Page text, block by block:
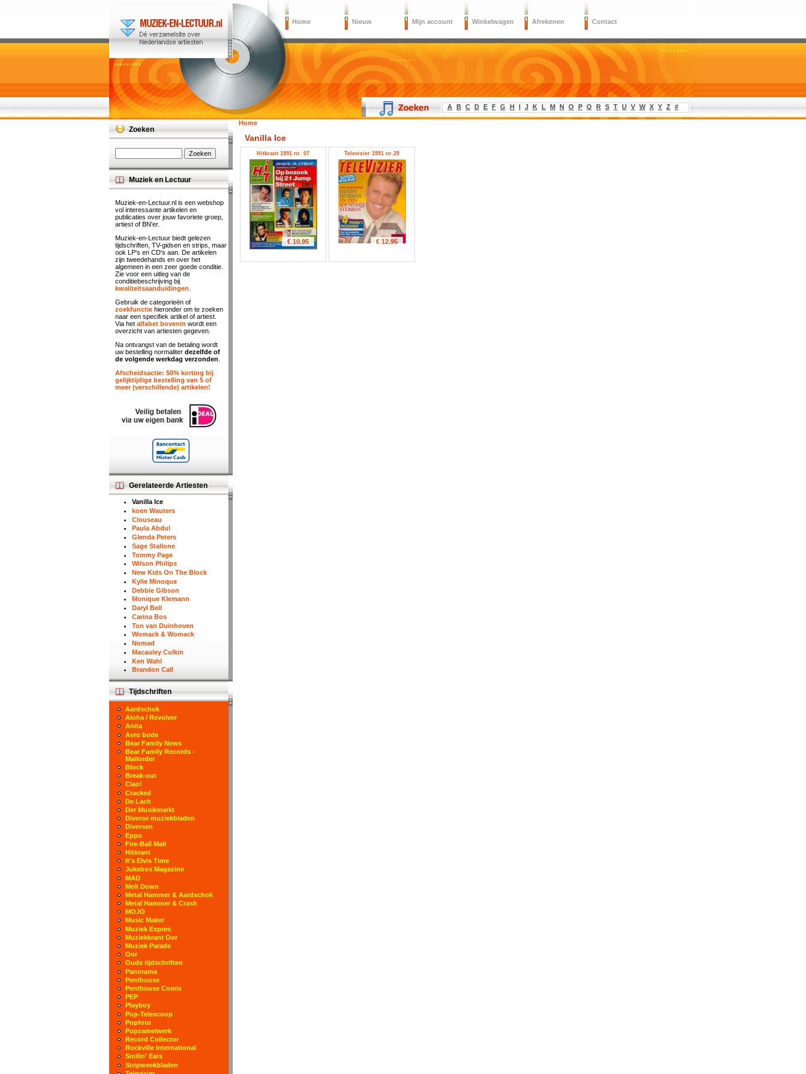
Home Nieuw Mijn account Winkelwagen Afrekenen Contact
A B C D E F G H I J K L M N O P Q R S T U V W X Y Z #
Home
Vanilla Ice
Hitkrant 1991 nr. 07
€ 10.95
Televizier 1991 nr.29
€ 12.95
Zoeken
Muziek en Lectuur
Muziek-en-Lectuur.nl is een webshop
vol interessante artikelen en
publicaties over jouw favoriete groep,
artiest of BN'er.
Muziek-en-Lectuur biedt gelezen
tijdschriften, TV-gidsen en strips, maar
ook LP's en CD's aan. De artikelen
zijn tweedehands en over het
algemeen in een zeer goede conditie.
Zie voor een uitleg van de
conditiebeschrijving bij
kwaliteitsaanduidingen
Gebruik de categorieën of
zoekfunctie hieronder om te zoeken
naar een specifiek artikel of artiest.
Via het alfabet bovenin wordt een
overzicht van artiesten gegeven.
Na ontvangst van de betaling wordt
uw bestelling normaliter dezelfde of
de volgende werkdag verzonden
Afscheidsactie: 50% korting bij
gelijktijdige bestelling van 5 of
meer (verschillende) artikelen!
Gerelateerde Artiesten
Vanilla Ice
koen Wauters
Clouseau
Paula Abdul
Glenda Peters
Sage Stallone
Tommy Page
Wilson Philips
New Kids On The Block
Kylie Minoque
Debbie Gibson
Monique Klemann
Daryl Bell
Carina Bos
Ton van Duinhoven
Womack & Womack
Nomad
Macauley Culkin
Ken Wahl
Brandon Call
Tijdschriften
Aardschok
Aloha / Revolver
Anita
Avro bode
Bear Family News
Bear Family Records -
Mailorder
Block
Break-out
Ciao!
Cracked
De Lach
Der Musikmarkt
Diverse muziekbladen
Diversen
Eppo
Fire-Ball Mail
Hitkrant
It's Elvis Time
Jukebox Magazine
MAD
Melt Down
Metal Hammer & Aardschok
Metal Hammer & Crash
MOJO
Music Maker
Muziek Expres
Muziekkrant Oor
Muziek Parade
Oor
Oude tijdschriften
Panorama
Penthouse
Penthouse Comix
PEP
Playboy
Pop-Telescoop
Popfoto
Popzamelwerk
Record Collector
Rockville International
Smilin' Ears
Stripweekbladen